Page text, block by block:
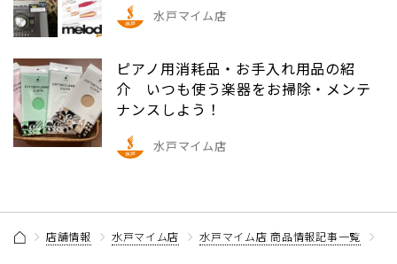
水戸マイム店
ピアノ用消耗品・お手入れ用品の紹
介 いつも使う楽器をお掃除・メンテ
ナンスしよう！
水戸マイム店
店舗情報 水戸マイム店 水戸マイム店 商品情報記事一覧